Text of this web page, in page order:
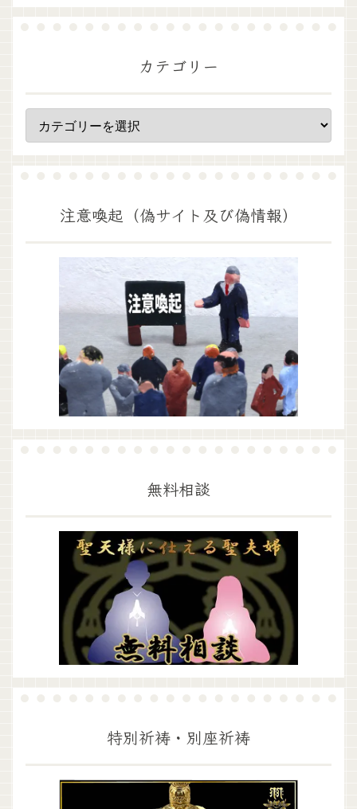
カテゴリー
注意喚起（偽サイト及び偽情報）
無料相談
特別祈祷・別座祈祷